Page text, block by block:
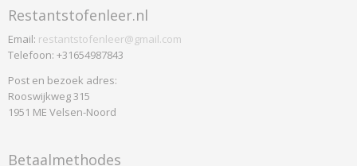
Restantstofenleer.nl
Email: restantstofenleer@gmail.com
Telefoon: +31654987843
Post en bezoek adres:
Rooswijkweg 315
1951 ME Velsen-Noord
Betaalmethodes